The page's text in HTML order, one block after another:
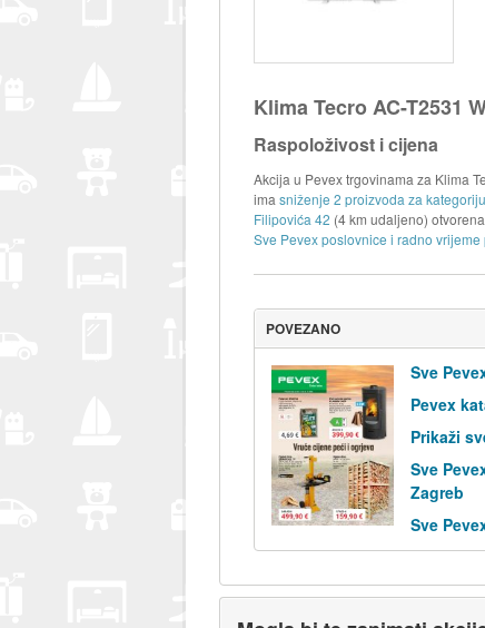
Klima Tecro AC-T2531
Raspoloživost i cijena
Akcija u Pevex trgovinama za Klima
ima sniženje 2 proizvoda za
Filipovića 42 (4 km udaljeno)
Sve Pevex poslovnice i radno vrijeme
POVEZANO
Sve
Pevex
Prikaži
Sve
Zagreb
Sve